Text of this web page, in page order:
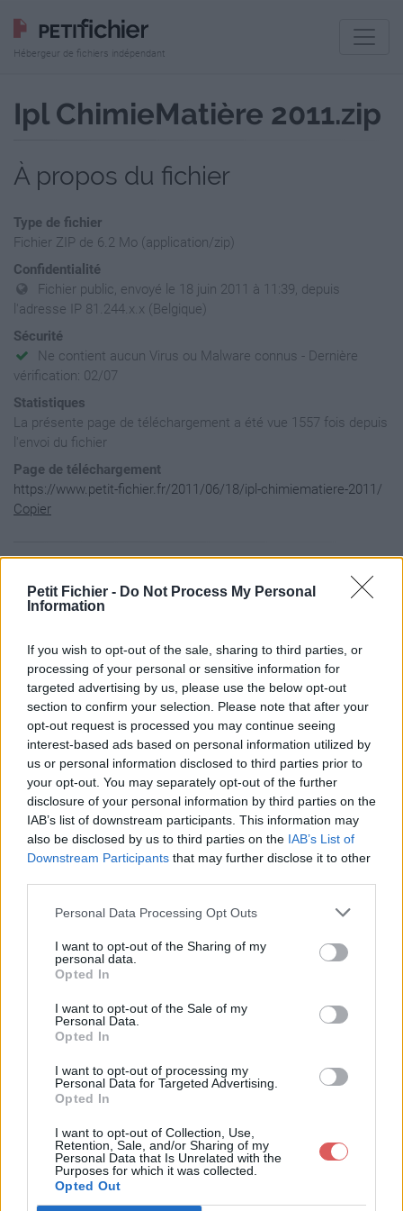
Petit Fichier - Do Not Process My Personal
Information
If you wish to opt-out of the sale, sharing to third parties, or
processing of your personal or sensitive information for
targeted advertising by us, please use the below opt-out
section to confirm your selection. Please note that after your
opt-out request is processed you may continue seeing
interest-based ads based on personal information utilized by
us or personal information disclosed to third parties prior to
your opt-out. You may separately opt-out of the further
disclosure of your personal information by third parties on the
IAB’s list of downstream participants. This information may
also be disclosed by us to third parties on the IAB’s List of
Downstream Participants that may further disclose it to other
Personal Data Processing Opt Outs
I want to opt-out of the Sharing of my
personal data.
Opted In
I want to opt-out of the Sale of my
Personal Data.
Opted In
I want to opt-out of processing my
Personal Data for Targeted Advertising.
Opted In
I want to opt-out of Collection, Use,
Retention, Sale, and/or Sharing of my
Personal Data that Is Unrelated with the
Purposes for which it was collected.
Opted Out
Hébergeur de fichiers indépendant
Ipl ChimieMatière 2011.zip
À propos du fichier
Type de fichier
Fichier ZIP de 6.2 Mo (application/zip)
Confidentialité
Fichier public, envoyé le 18 juin 2011 à 11:39, depuis
l'adresse IP 81.244.x.x (Belgique)
Sécurité
Ne contient aucun Virus ou Malware connus - Dernière
vérification: 02/07
Statistiques
La présente page de téléchargement a été vue 1557 fois depuis
l'envoi du fichier
Page de téléchargement
https://www.petit-fichier.fr/2011/06/18/ipl-chimiematiere-2011/
Copier
Aperçu du contenu du fichier
Taille de l'archive: 6496352 octets, nombre de fichiers et
drwxr-xr-x  2.0 unx        0 bx stor 11-Jun-18 11:33 Ipl-
-rw-r--r--  2.0 unx   370015 bx defN 11-Jun-18 11:28 Ipl-
-rw-r--r--  2.0 unx   754547 bx defN 11-Jun-18 11:08 Ipl-
-rw-r--r--  2.0 unx    71002 bx defN 11-Jun-18 11:33 Ipl-
-rw-r--r--  2.0 unx  7183944 bx defN 11-May-10 20:45 Ipl-
Partager le fichier Ipl-
ChimieMatière-2011.zip sur le
Web et les réseaux sociaux:
Télécharger le fichier Ipl-Chimie
Matière-2011.zip